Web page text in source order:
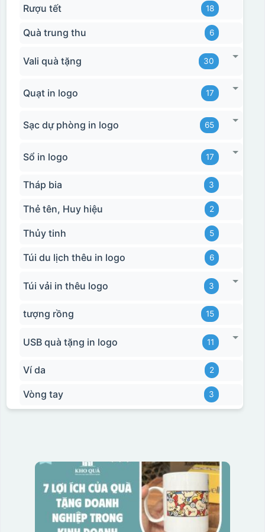
Rượu tết 18
Quà trung thu 6
Vali quà tặng 30
Quạt in logo 17
Sạc dự phòng in logo 65
Sổ in logo 17
Tháp bia 3
Thẻ tên, Huy hiệu 2
Thủy tinh 5
Túi du lịch thêu in logo 6
Túi vải in thêu logo 3
tượng rồng 15
USB quà tặng in logo 11
Ví da 2
Vòng tay 3